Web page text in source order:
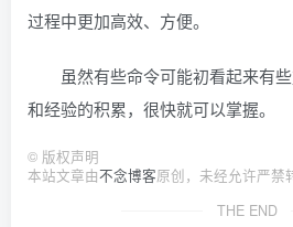
过程中更加高效、方便。
虽然有些命令可能初看起来有
和经验的积累，很快就可以掌握。
© 版权声明
本站文章由不念博客原创，未经允许严禁
THE END